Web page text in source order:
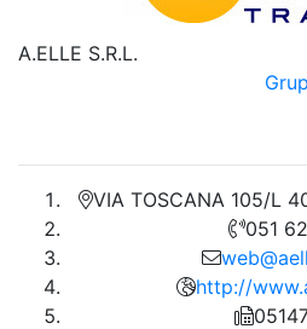
A.ELLE S.R.L.
VIA TOSCANA 105/L
051
http://